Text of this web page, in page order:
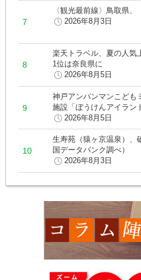
〈観光最前線〉鳥取県
2026年8月3日
楽天トラベル、夏の人
1位は奈良県に
2026年8月5日
神戸アンパンマンこども
施設「ぼうけんアイラン
2026年8月5日
生寿苑（猿ヶ京温泉）、
国データバンク調べ）
2026年8月3日